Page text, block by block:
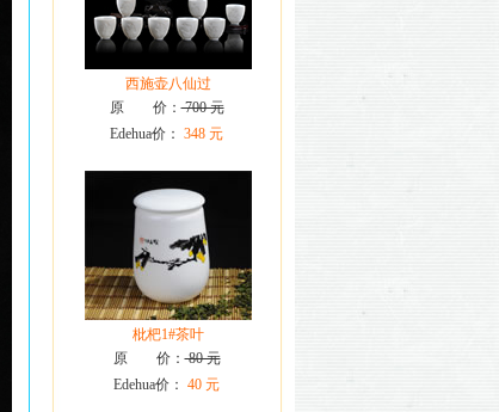
西施壶八仙过
原 价：700 元
Edehua价： 348 元
枇杷1#茶叶
原 价：80 元
Edehua价： 40 元